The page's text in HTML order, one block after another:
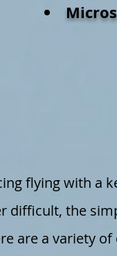
flying with a
difficult, the
are a variety